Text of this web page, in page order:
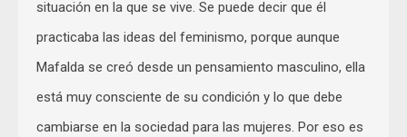
situación en la que se vive. Se puede decir que él
practicaba las ideas del feminismo, porque aunque
Mafalda se creó desde un pensamiento masculino, ella
está muy consciente de su condición y lo que debe
cambiarse en la sociedad para las mujeres. Por eso es